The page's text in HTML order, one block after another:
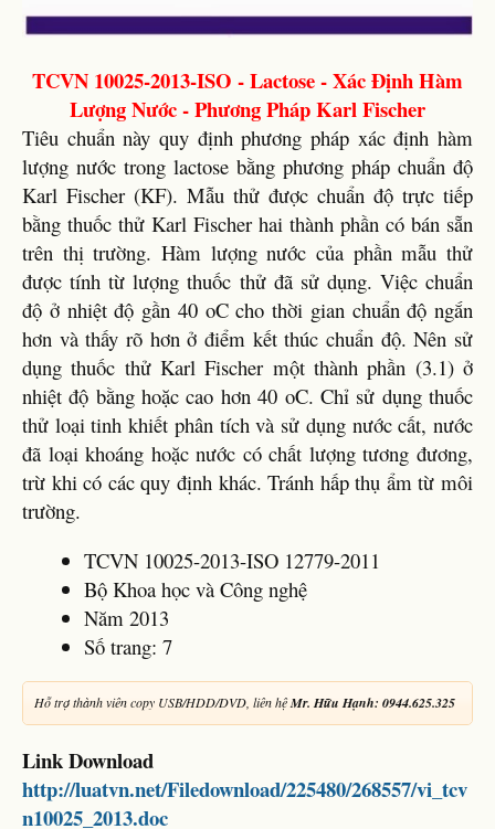
TCVN 10025-2013-ISO - Lactose - Xác Định Hàm
Lượng Nước - Phương Pháp Karl Fischer
Tiêu chuẩn này quy định phương pháp xác định hàm
lượng nước trong lactose bằng phương pháp chuẩn độ
Karl Fischer (KF). Mẫu thử được chuẩn độ trực tiếp
bằng thuốc thử Karl Fischer hai thành phần có bán sẵn
trên thị trường. Hàm lượng nước của phần mẫu thử
được tính từ lượng thuốc thử đã sử dụng. Việc chuẩn
độ ở nhiệt độ gần 40 oC cho thời gian chuẩn độ ngắn
hơn và thấy rõ hơn ở điểm kết thúc chuẩn độ. Nên sử
dụng thuốc thử Karl Fischer một thành phần (3.1) ở
nhiệt độ bằng hoặc cao hơn 40 oC. Chỉ sử dụng thuốc
thử loại tinh khiết phân tích và sử dụng nước cất, nước
đã loại khoáng hoặc nước có chất lượng tương đương,
trừ khi có các quy định khác. Tránh hấp thụ ẩm từ môi
trường.
TCVN 10025-2013-ISO 12779-2011
Bộ Khoa học và Công nghệ
Năm 2013
Số trang: 7
Hỗ trợ thành viên copy USB/HDD/DVD, liên hệMr. Hữu Hạnh: 0944.625.325
Link Download
http://luatvn.net/Filedownload/225480/268557/vi_tcv
n10025_2013.doc